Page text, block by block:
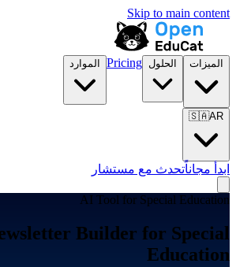
Skip to main content
الميزات الحلول Pricing الموارد
🇸🇦AR
ابدأ مجاناًتحدث مع مستشار
AI Tool for Special Education
Builder for Special
Education